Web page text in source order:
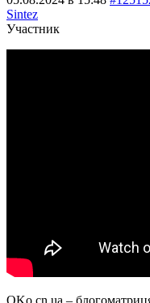
Sintez
Участник
OKo.cn.ua –